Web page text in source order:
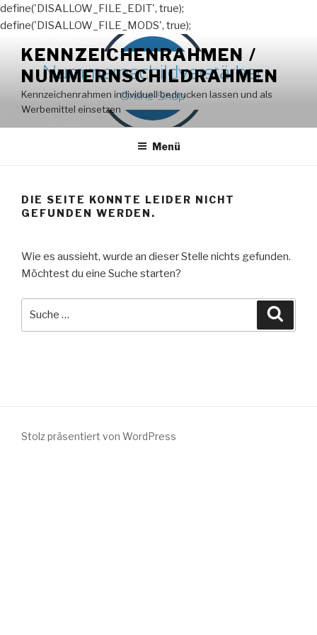
define('DISALLOW_FILE_EDIT', true);
define('DISALLOW_FILE_MODS', true);
Inhalt
springen
KENNZEICHENRAHMEN /
NUMMERNSCHILDRAHMEN
Kennzeichenrahmen individuell bedrucken lassen und als
Werbemittel einsetzen
Menü
DIE SEITE KONNTE LEIDER NICHT
GEFUNDEN WERDEN.
Wie es aussieht, wurde an dieser Stelle nichts gefunden.
Möchtest du eine Suche starten?
Stolz präsentiert von WordPress